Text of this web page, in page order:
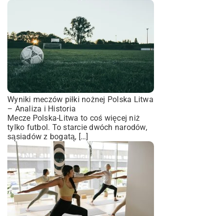
Wyniki meczów piłki nożnej Polska Litwa
– Analiza i Historia
Mecze Polska-Litwa to coś więcej niż
tylko futbol. To starcie dwóch narodów,
sąsiadów z bogatą, […]